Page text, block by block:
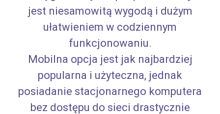
jest niesamowitą wygodą i dużym
ułatwieniem w codziennym
funkcjonowaniu.
Mobilna opcja jest jak najbardziej
popularna i użyteczna, jednak
posiadanie stacjonarnego komputera
bez dostępu do sieci drastycznie